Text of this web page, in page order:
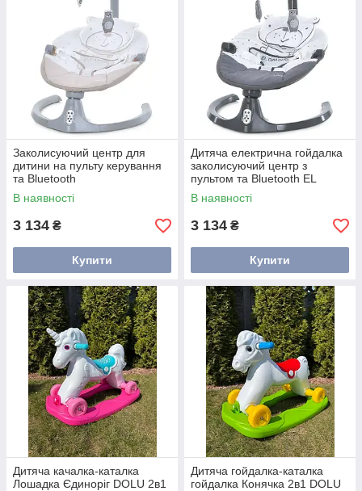
Заколисуючий центр для
дитини на пульту керування
та Bluetooth
В наявності
3 134 ₴
Купити
Дитяча електрична гойдалка
заколисуючий центр з
пультом та Bluetooth EL
Camino
В наявності
3 134 ₴
Купити
Дитяча качалка-каталка
Лошадка Єдиноріг DOLU 2в1
Дитяча гойдалка-каталка
гойдалка Конячка 2в1 DOLU